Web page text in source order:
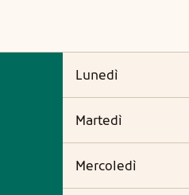
lunedì
martedì
mercoledì